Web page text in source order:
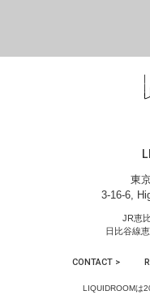
東
3-16-6,
JR恵
日比谷線
CONTACT >
LIQUIDROOMは